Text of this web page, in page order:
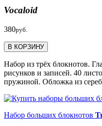
Vocaloid
380руб.
В КОРЗИНУ
Набор из трёх блокнотов.
рисунков и записей. 40
пружиной. Обложка из
Набор больших блокнотов